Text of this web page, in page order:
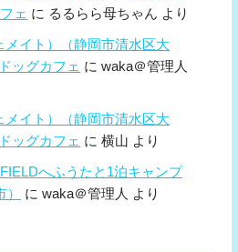
ェ に るるらら母ちゃん より
メイト）（静岡市清水区大
ッグカフェ に waka＠管理人
メイト）（静岡市清水区大
ッグカフェ に 横山 より
へふうたと1泊キャンプ
に waka＠管理人 より